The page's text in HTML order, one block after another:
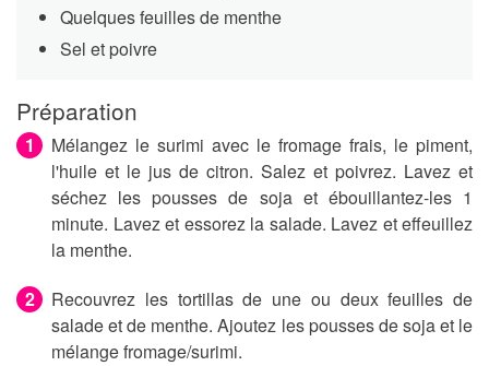
Quelques feuilles de menthe
Sel et poivre
Préparation
Mélangez le surimi avec le fromage frais, le piment,
l'huile et le jus de citron. Salez et poivrez. Lavez et
séchez les pousses de soja et ébouillantez-les 1
minute. Lavez et essorez la salade. Lavez et effeuillez
la menthe.
Recouvrez les tortillas de une ou deux feuilles de
salade et de menthe. Ajoutez les pousses de soja et le
mélange fromage/surimi.